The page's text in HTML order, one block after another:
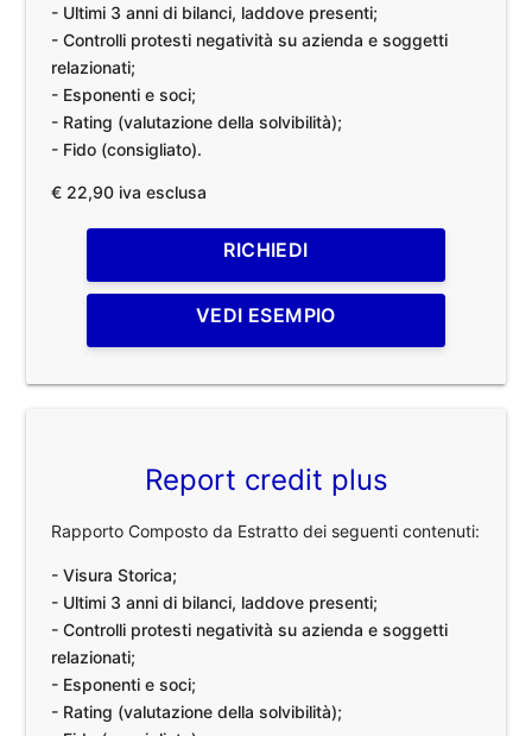
- Ultimi 3 anni di bilanci, laddove presenti;
- Controlli protesti negatività su azienda e soggetti
relazionati;
- Esponenti e soci;
- Rating (valutazione della solvibilità);
- Fido (consigliato).
€ 22,90 iva esclusa
RICHIEDI
VEDI ESEMPIO
Report credit plus
Rapporto Composto da Estratto dei seguenti contenuti:
- Visura Storica;
- Ultimi 3 anni di bilanci, laddove presenti;
- Controlli protesti negatività su azienda e soggetti
relazionati;
- Esponenti e soci;
- Rating (valutazione della solvibilità);